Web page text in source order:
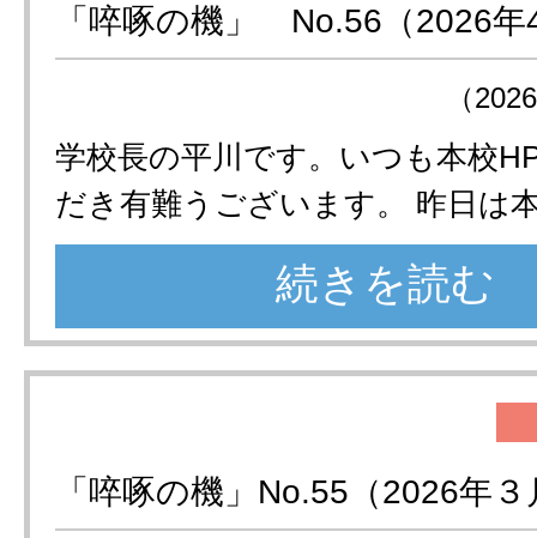
「啐啄の機」 No.56（2026年
（
学校長の平川です。いつも本校
だき有難うございます。 昨日は
続きを読む
「啐啄の機」No.55（2026年